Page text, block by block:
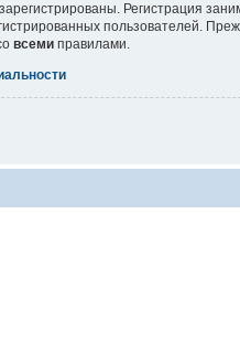
Регистрация
пользователей.
всеми правилами.